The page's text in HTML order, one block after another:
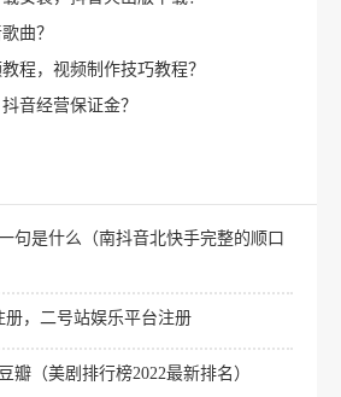
曲？
程，视频制作技巧教程？
音经营保证金？
句是什么（南抖音北快手完整的顺口
册，二号站娱乐平台注册
瓣（美剧排行榜2022最新排名）